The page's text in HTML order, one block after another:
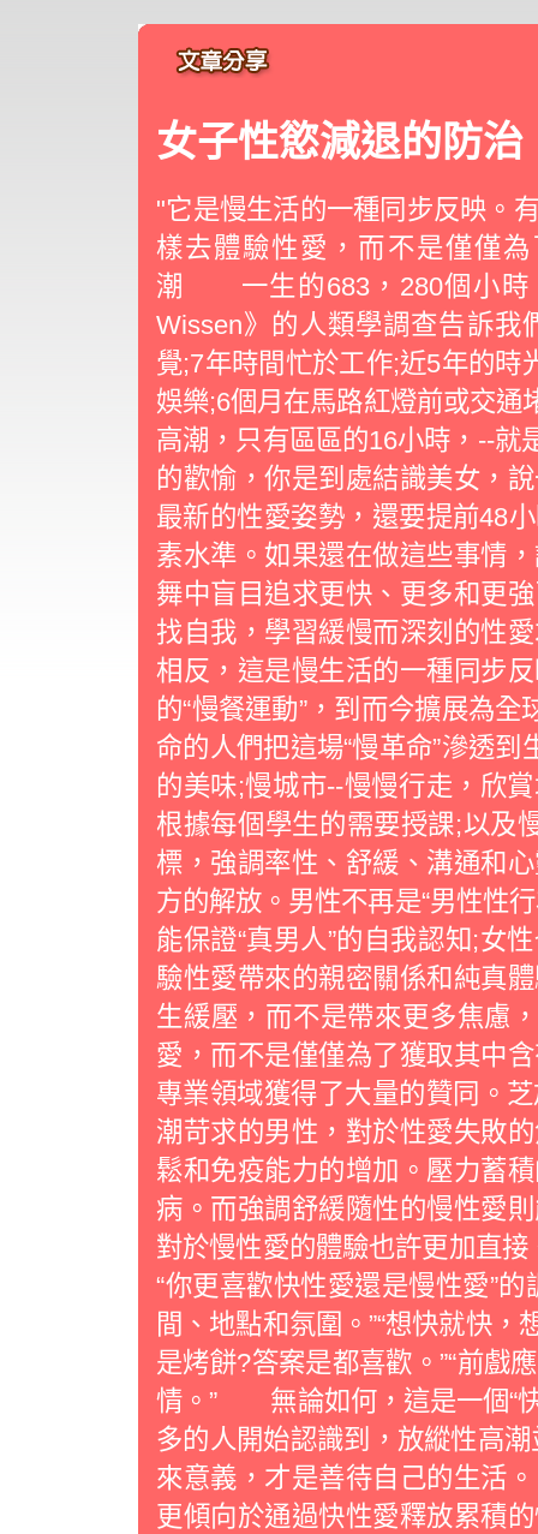
女子性慾減退的防治
"它是慢生活的一種同步反映。
樣去體驗性愛，而不是僅僅
潮 一生的683，280個小時
Wissen》的人類學調查告訴我
覺;7年時間忙於工作;近5年的時
娛樂;6個月在馬路紅燈前或交通
高潮，只有區區的16小時，--
的歡愉，你是到處結識美女，
最新的性愛姿勢，還要提前48
素水準。如果還在做這些事情
舞中盲目追求更快、更多和更
找自我，學習緩慢而深刻的
相反，這是慢生活的一種同步
的“慢餐運動”，到而今擴展為
命的人們把這場“慢革命”滲透
的美味;慢城市--慢慢行走，欣
根據每個學生的需要授課;以及
標，強調率性、舒緩、溝通
方的解放。男性不再是“男性性
能保證“真男人”的自我認知;女
驗性愛帶來的親密關係和純真
生緩壓，而不是帶來更多焦慮
愛，而不是僅僅為了獲取其
專業領域獲得了大量的贊同。
潮苛求的男性，對於性愛失敗
鬆和免疫能力的增加。壓力蓄
病。而強調舒緩隨性的慢性
對於慢性愛的體驗也許更加直
“你更喜歡快性愛還是慢性愛”
間、地點和氛圍。”“想快就快，
是烤餅?答案是都喜歡。”“前戲
情。” 無論如何，這是一個“快
多的人開始認識到，放縱性高
來意義，才是善待自己的生
更傾向於通過快性愛釋放累積